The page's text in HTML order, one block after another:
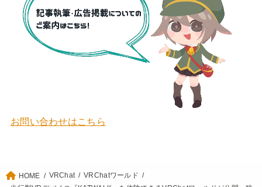
お問い合わせはこちら
HOME VRChat
VRChatワールド